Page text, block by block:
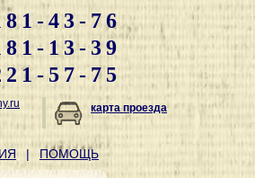
43-76
13-39
57-75
карта проезда
| ПОМОЩЬ